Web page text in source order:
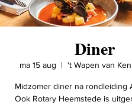
Diner
ma 15 aug
  |
't Wapen van
Midzomer diner na rondleiding
Ook Rotary Heemstede is